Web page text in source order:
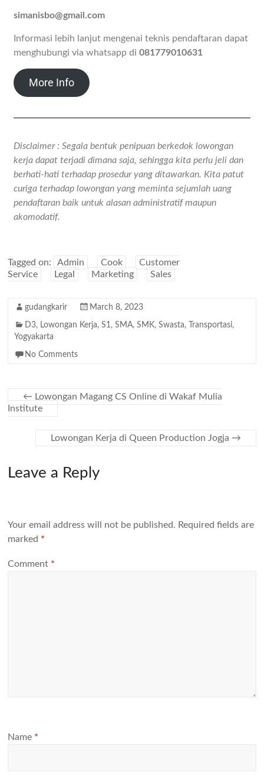
simanisbo@gmail.com
Informasi lebih lanjut mengenai teknis pendaftaran dapat
menghubungi via whatsapp di081779010631
More Info
Disclaimer : Segala bentuk penipuan berkedok lowongan
kerja dapat terjadi dimana saja, sehingga kita perlu jeli dan
berhati-hati terhadap prosedur yang ditawarkan. Kita patut
curiga terhadap lowongan yang meminta sejumlah uang
pendaftaran baik untuk alasan administratif maupun
akomodatif.
Tagged on: Admin Cook
Customer
Service
Legal Marketing Sales
gudangkarir March 8, 2023
D3, Lowongan Kerja,S1,SMA,SMK,Swasta, Transportasi,
Yogyakarta
No Comments
← Lowongan Magang CS Online di Wakaf Mulia
Institute
Lowongan Kerja di Queen Production Jogja →
Leave a Reply
Your email address will not be published. Required fields are
marked *
Comment *
Name *